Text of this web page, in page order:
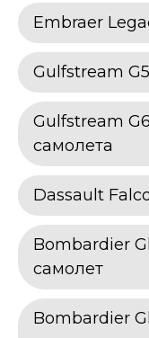
Embraer
Gulfstream
Gulfstream
самолета
Dassault
Bombardier
самолет
Bombardier